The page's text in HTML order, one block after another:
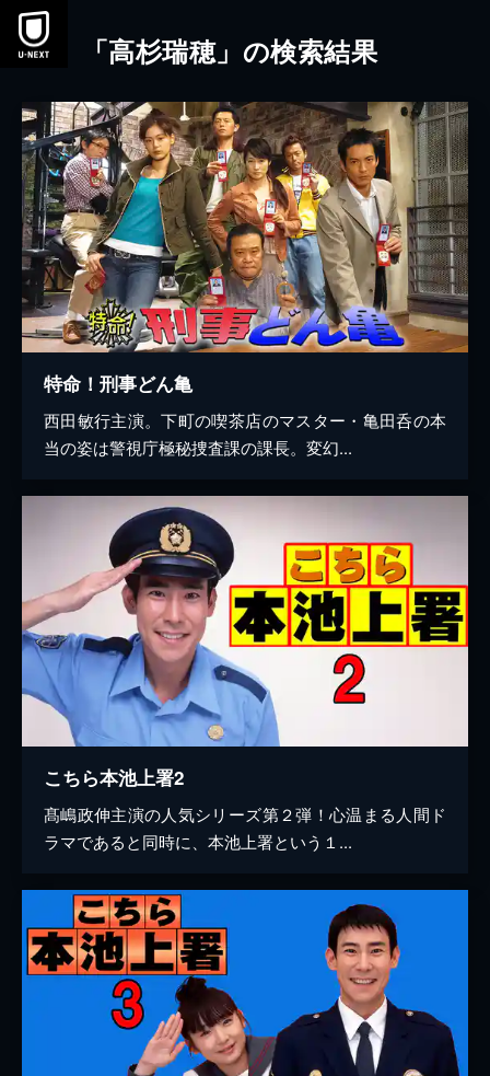
本文へスキップ
「高杉瑞穂」の検索結果
特命！刑事どん亀
西田敏行主演。下町の喫茶店のマスター・亀田呑の本
当の姿は警視庁極秘捜査課の課長。変幻...
こちら本池上署2
髙嶋政伸主演の人気シリーズ第２弾！心温まる人間ド
ラマであると同時に、本池上署という１...